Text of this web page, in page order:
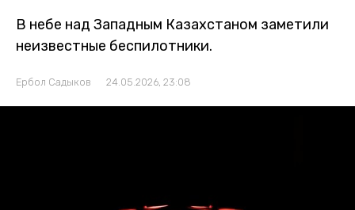
В небе над Западным Казахстаном заметили
неизвестные беспилотники.
Ербол Садыков 24.05.2026, 23:08